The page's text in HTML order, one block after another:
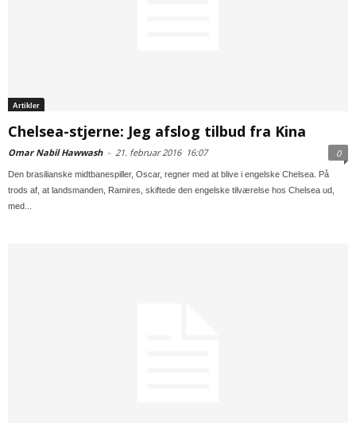
Artikler
Chelsea-stjerne: Jeg afslog tilbud fra Kina
Omar Nabil Hawwash - 21. februar 201616:07 0
Den brasilianske midtbanespiller, Oscar, regner med at blive i engelske Chelsea. På
trods af, at landsmanden, Ramires, skiftede den engelske tilværelse hos Chelsea ud,
med...